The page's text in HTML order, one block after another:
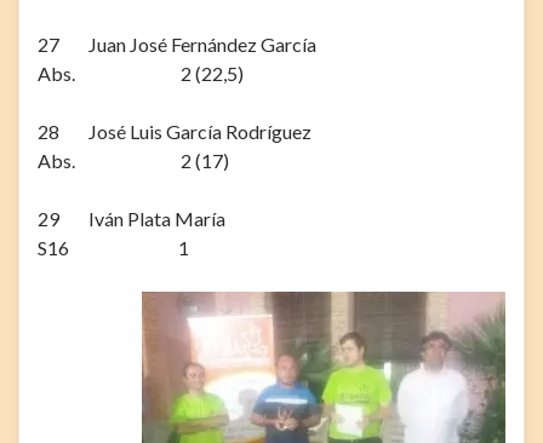
27 Juan José Fernández García
Abs. 2 (22,5)
28 José Luis García Rodríguez
Abs. 2 (17)
29 Iván Plata María
S16 1